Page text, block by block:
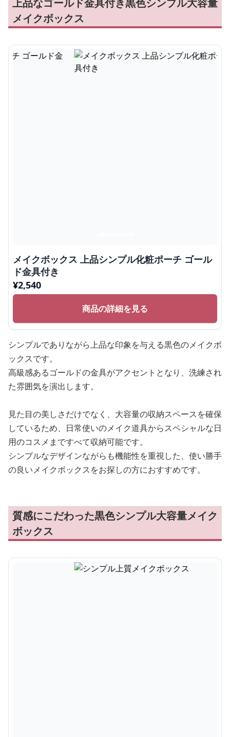
上品なゴールド金具付き黒色シンプル大容量
メイクボックス
メイクボックス 上品シンプル化粧ポーチ ゴール
ド金具付き
¥2,540
商品の詳細を見る
シンプルでありながら上品な印象を与える黒色のメイクボ
ックスです。
高級感あるゴールドの金具がアクセントとなり、洗練され
た雰囲気を演出します。
見た目の美しさだけでなく、大容量の収納スペースを確保
しているため、日常使いのメイク道具からスペシャルな日
用のコスメまですべて収納可能です。
シンプルなデザインながらも機能性を重視した、使い勝手
の良いメイクボックスをお探しの方におすすめです。
質感にこだわった黒色シンプル大容量メイク
ボックス